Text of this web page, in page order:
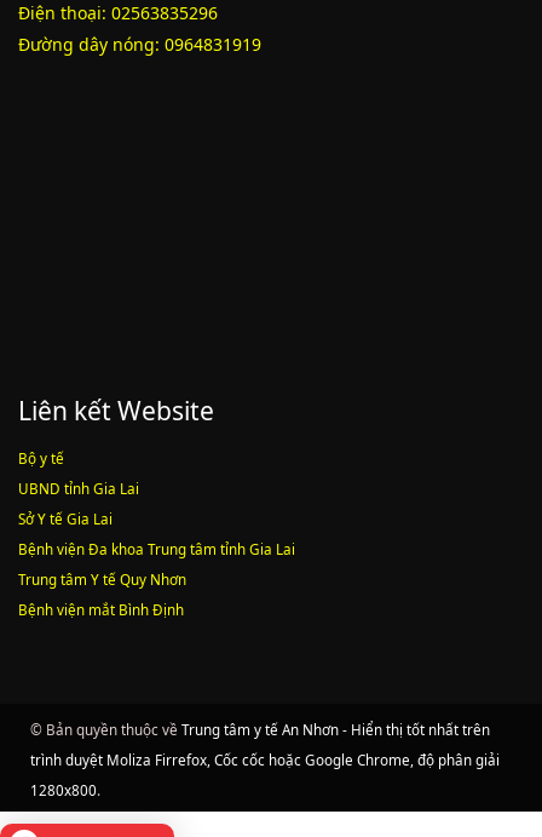
Điện thoại: 02563835296
Đường dây nóng: 0964831919
Liên kết Website
Bộ y tế
UBND tỉnh Gia Lai
Sở Y tế Gia Lai
Bệnh viện Đa khoa Trung tâm tỉnh Gia Lai
Trung tâm Y tế Quy Nhơn
Bệnh viện mắt Bình Định
© Bản quyền thuộc về Trung tâm y tế An Nhơn - Hiển thị tốt nhất trên
trình duyệt Moliza Firrefox, Cốc cốc hoặc Google Chrome, độ phân giải
1280x800.